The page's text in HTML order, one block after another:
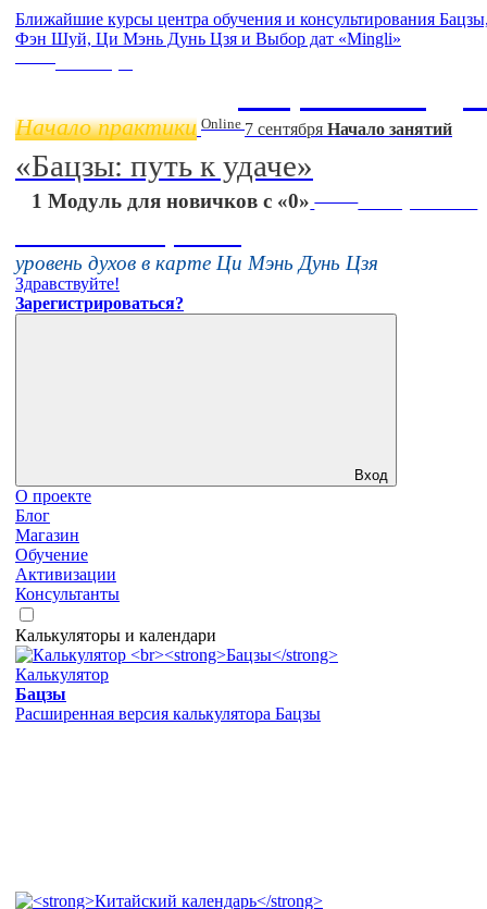
Ближайшие курсы центра обучения и консультирования
Фэн Шуй, Ци Мэнь Дунь Цзя и Выбор дат «Mingli»
Начало практики Online 7 сентября Начало занятий
«Бацзы: путь к удаче»
1 Модуль для новичков с «0» 16 августа 11:00
уровень духов в карте Ци Мэнь Дунь Цзя
Здравствуйте!
Зарегистрироваться?
Вход
О проекте
Блог
Магазин
Обучение
Активизации
Консультанты
Калькуляторы и календари
Калькулятор
Бацзы
Расширенная версия калькулятора Бацзы